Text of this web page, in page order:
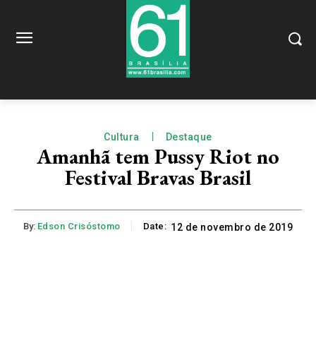
Cultura Destaque
Amanhã tem Pussy Riot no
Festival Bravas Brasil
By: Edson Crisóstomo Date: 12 de novembro de 2019